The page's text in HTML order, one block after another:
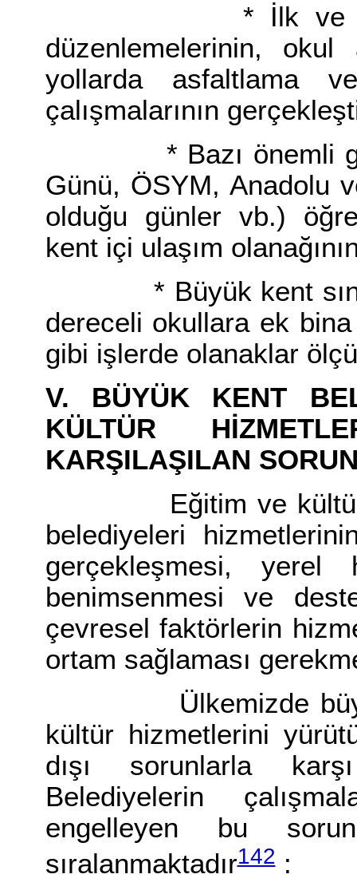
* İlk ve orta
düzenlemelerinin,
yollarda asfaltlama
çalışmalarının
* Bazı önemli gün
Günü, ÖSYM, Anadolu
olduğu günler vb.)
kent içi ulaşım
* Büyük kent
dereceli okullara ek bina
gibi işlerde olanaklar
V. BÜYÜK KENT
KÜLTÜR
KARŞILAŞILAN
Eğitim ve kültür
belediyeleri
gerçekleşmesi, yerel
benimsenmesi ve
çevresel faktörlerin
ortam sağlaması
Ülkemizde büyük
kültür hizmetlerini
dışı sorunlarla
Belediyelerin
engelleyen bu
sıralanmaktadır142: